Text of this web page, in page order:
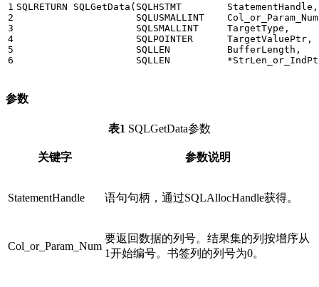
1
2
3
4
5
6
SQLRETURN SQLGetData ( SQLHSTMT StatementHandle ,
SQLUSMALLINT
Col_or_Param_Num
SQLSMALLINT
TargetType ,
SQLPOINTER
TargetValuePtr ,
SQLLEN
BufferLength ,
SQLLEN
*
参数
表1 SQLGetData参数
关键字 参数说明
StatementHandle 语句句柄，通过SQLAllocHandle获得。
Col_or_Param_Num
要返回数据的列号。结果集的列按增序从
1开始编号。书签列的列号为0。